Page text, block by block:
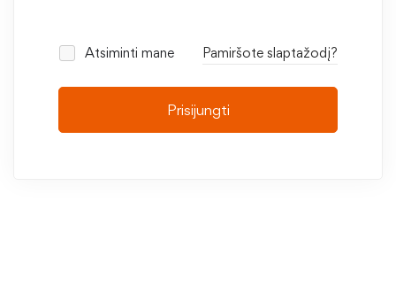
Atsiminti mane Pamiršote slaptažodį?
Prisijungti